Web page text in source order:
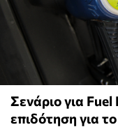
Σενάριο για Fuel
επιδότηση για